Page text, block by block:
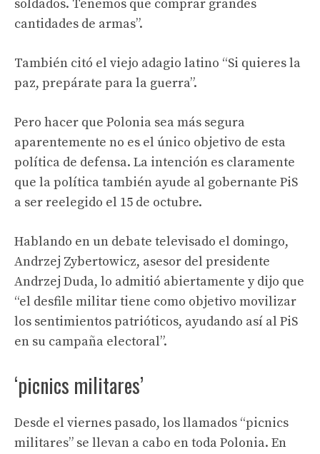
soldados. Tenemos que comprar grandes
cantidades de armas”.
También citó el viejo adagio latino “Si quieres la
paz, prepárate para la guerra”.
Pero hacer que Polonia sea más segura
aparentemente no es el único objetivo de esta
política de defensa. La intención es claramente
que la política también ayude al gobernante PiS
a ser reelegido el 15 de octubre.
Hablando en un debate televisado el domingo,
Andrzej Zybertowicz, asesor del presidente
Andrzej Duda, lo admitió abiertamente y dijo que
“el desfile militar tiene como objetivo movilizar
los sentimientos patrióticos, ayudando así al PiS
en su campaña electoral”.
‘picnics militares’
Desde el viernes pasado, los llamados “picnics
militares” se llevan a cabo en toda Polonia. En